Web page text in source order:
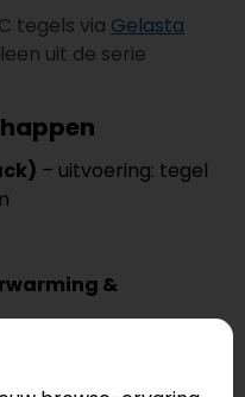
tegels via Gelasta
uit de serie
– uitvoering: tegel
&